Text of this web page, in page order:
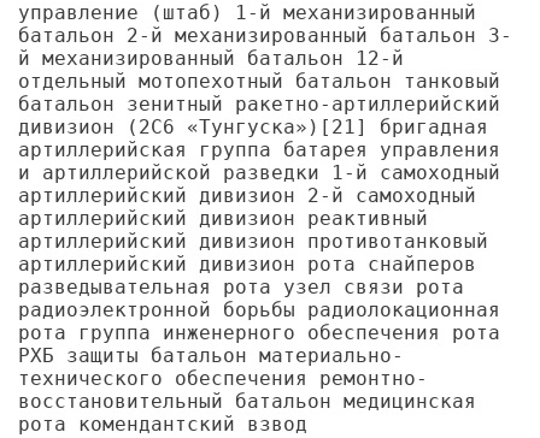
управление (штаб) 1-й механизированный
батальон 2-й механизированный батальон 3-
й механизированный батальон 12-й
отдельный мотопехотный батальон танковый
батальон зенитный ракетно-артиллерийский
дивизион (2С6 «Тунгуска»)[21] бригадная
артиллерийская группа батарея управления
и артиллерийской разведки 1-й самоходный
артиллерийский дивизион 2-й самоходный
артиллерийский дивизион реактивный
артиллерийский дивизион противотанковый
артиллерийский дивизион рота снайперов
разведывательная рота узел связи рота
радиоэлектронной борьбы радиолокационная
рота группа инженерного обеспечения рота
РХБ защиты батальон материально-
технического обеспечения ремонтно-
восстановительный батальон медицинская
рота комендантский взвод